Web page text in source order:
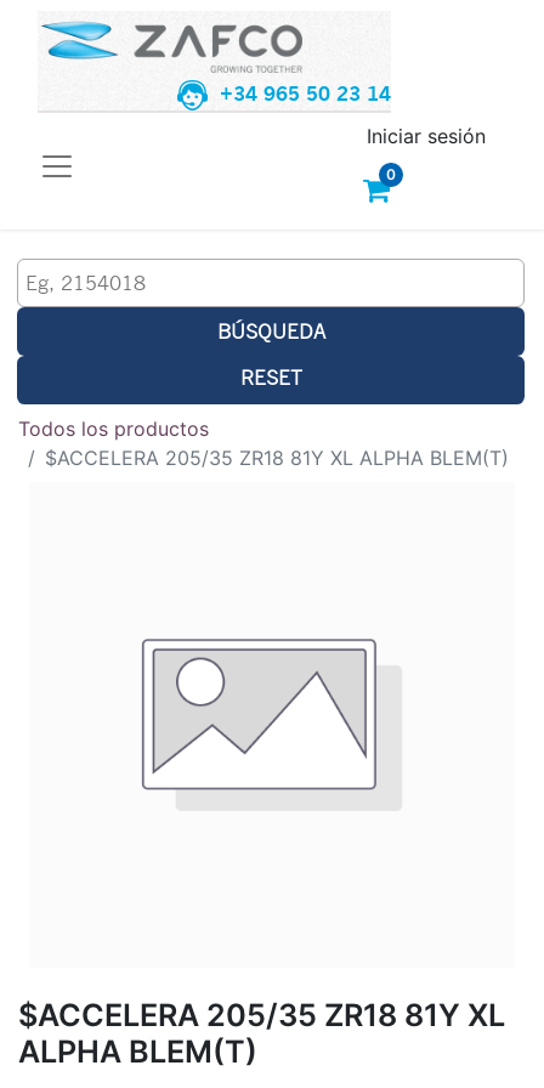
+34 965 50 23 14
0
Iniciar sesión
BÚSQUEDA
RESET
Todos los productos
$ACCELERA 205/35 ZR18 81Y XL ALPHA BLEM(T)
$ACCELERA 205/35 ZR18 81Y XL
ALPHA BLEM(T)